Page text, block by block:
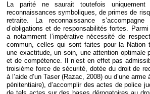
La parité ne saurait toutefois
reconnaissances symboliques, de primes de
retraite. La reconnaissance s’accompagne
d’obligations et de responsabilités fortes.
a notamment l’impérative nécessité de
commun, celles qui sont faites pour la Nation
une exactitude, un soin, une attention optimale
et de compétence. Il n’est en effet pas
troisième force de sécurité, dotée du droit de
à l’aide d’un Taser (Razac, 2008) ou d’une
pénitentiaire), d’accomplir des actes de police